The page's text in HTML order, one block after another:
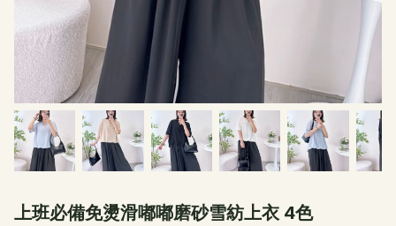
上班必備免燙滑嘟嘟磨砂雪紡上衣 4色